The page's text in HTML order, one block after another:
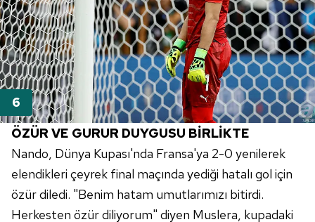
ÖZÜR VE GURUR DUYGUSU BİRLİKTE
Nando, Dünya Kupası'nda Fransa'ya 2-0 yenilerek
elendikleri çeyrek final maçında yediği hatalı gol için
özür diledi. "Benim hatam umutlarımızı bitirdi.
Herkesten özür diliyorum" diyen Muslera, kupadaki